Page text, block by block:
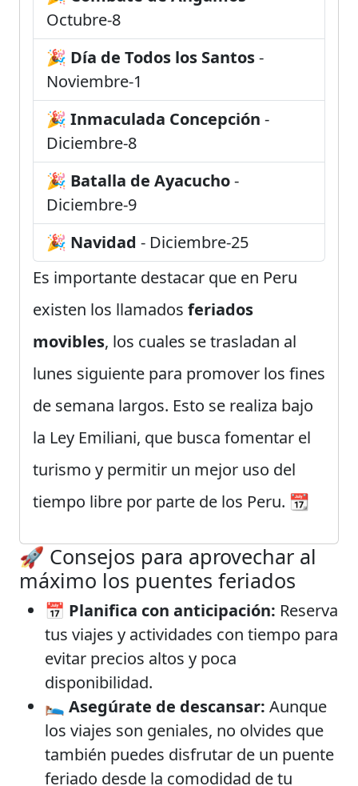
Octubre-8
🎉 Día de Todos los Santos-
Noviembre-1
🎉 Inmaculada Concepción -
Diciembre-8
🎉 Batalla de Ayacucho-
Diciembre-9
🎉 Navidad - Diciembre-25
Es importante destacar que en Peru
existen los llamados feriados
movibles, los cuales se trasladan al
lunes siguiente para promover los fines
de semana largos. Esto se realiza bajo
la Ley Emiliani, que busca fomentar el
turismo y permitir un mejor uso del
tiempo libre por parte de los Peru. 📆
🚀 Consejos para aprovechar al
máximo los puentes feriados
📅 Planifica con anticipación: Reserva
tus viajes y actividades con tiempo para
evitar precios altos y poca
disponibilidad.
🛌 Asegúrate de descansar: Aunque
los viajes son geniales, no olvides que
también puedes disfrutar de un puente
feriado desde la comodidad de tu